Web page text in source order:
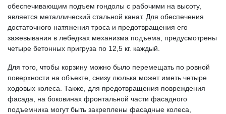
обеспечивающим подъем гондолы с рабочими на высоту,
является металлический стальной канат. Для обеспечения
достаточного натяжения троса и предотвращения его
зажевывания в лебедках механизма подъема, предусмотрены
четыре бетонных пригруза по 12,5 кг. каждый.
Для того, чтобы корзину можно было перемещать по ровной
поверхности на объекте, снизу люлька может иметь четыре
ходовых колеса. Также, для предотвращения повреждения
фасада, на боковинах фронтальной части фасадного
подъемника могут быть закреплены фасадные колеса,